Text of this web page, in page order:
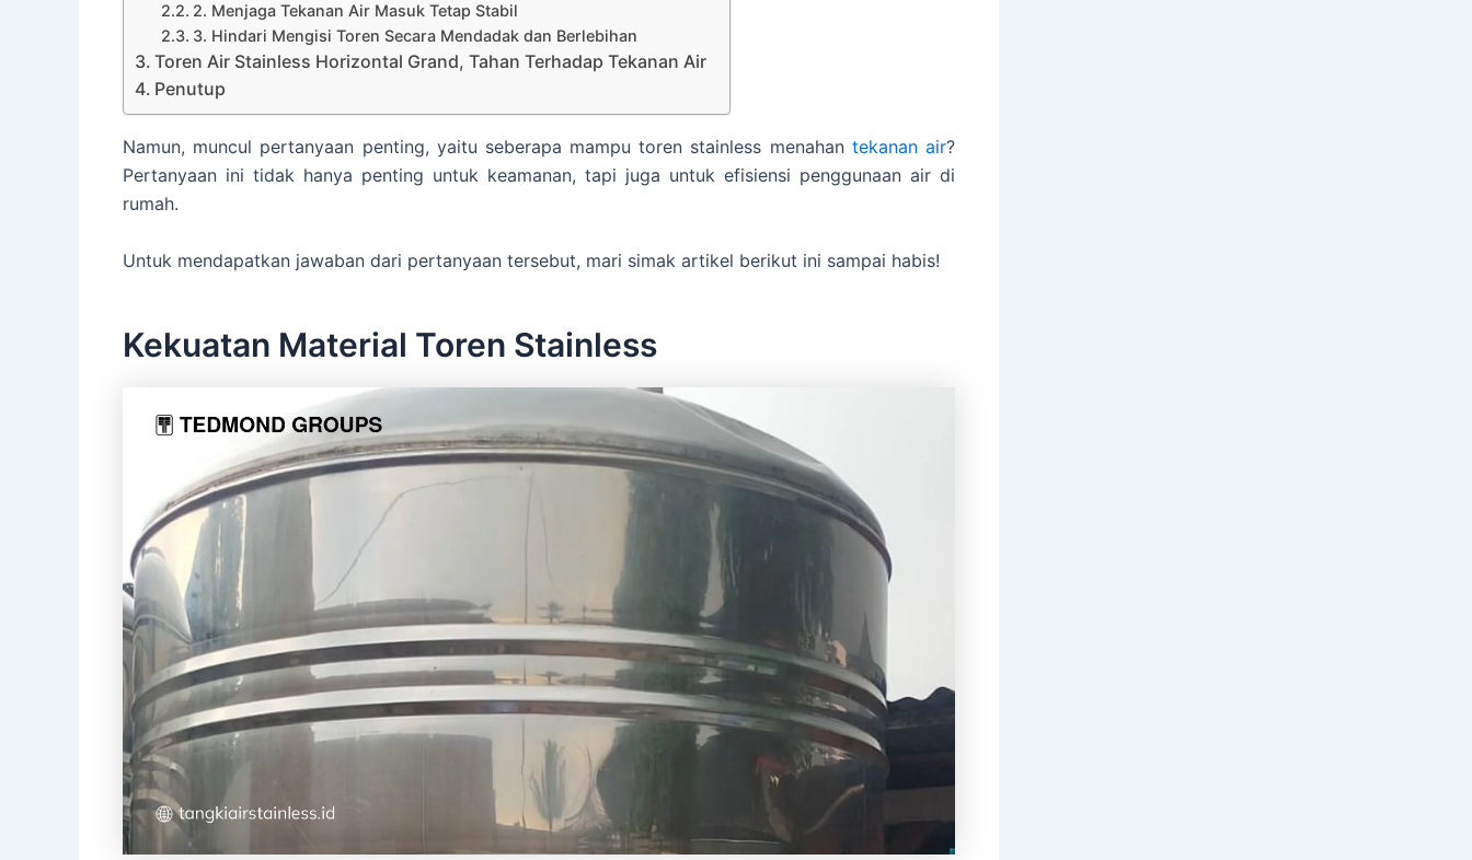
2. Menjaga Tekanan Air Masuk Tetap Stabil
3. Hindari Mengisi Toren Secara Mendadak dan Berlebihan
Toren Air Stainless Horizontal Grand, Tahan Terhadap Tekanan Air
Penutup
Namun, muncul pertanyaan penting, yaitu seberapa mampu toren stainless menahan tekanan air?
Pertanyaan ini tidak hanya penting untuk keamanan, tapi juga untuk efisiensi penggunaan air di
rumah.
Untuk mendapatkan jawaban dari pertanyaan tersebut, mari simak artikel berikut ini sampai habis!
Kekuatan Material Toren Stainless